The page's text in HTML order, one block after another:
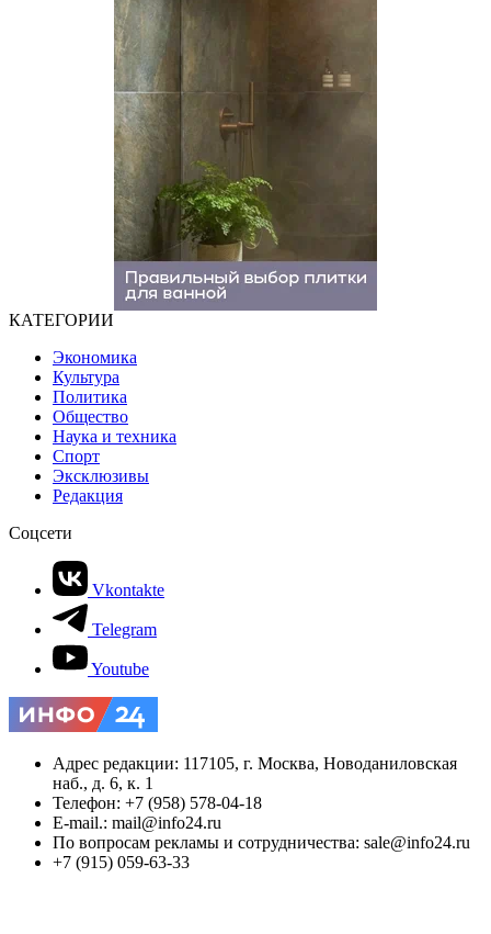
КАТЕГОРИИ
Экономика
Культура
Политика
Общество
Наука и техника
Спорт
Эксклюзивы
Редакция
Соцсети
Vkontakte
Telegram
Youtube
Адрес редакции: 117105, г. Москва, Новоданиловская
наб., д. 6, к. 1
Телефон: +7 (958) 578-04-18
E-mail.: mail@info24.ru
По вопросам рекламы и сотрудничества: sale@info24.ru
+7 (915) 059-63-33